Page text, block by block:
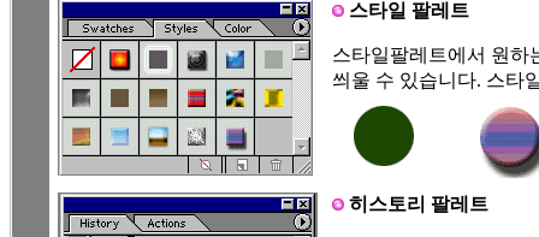
스타일 팔레트
스타일팔레트에서 원하
씌울 수 있습니다. 스타
히스토리 팔레트